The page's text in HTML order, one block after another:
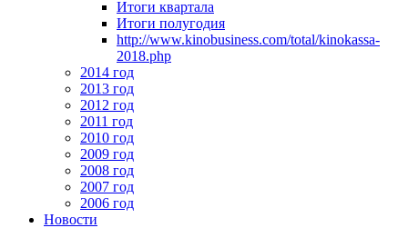
Итоги квартала
Итоги полугодия
http://www.kinobusiness.com/total/kinokassa-
2018.php
2014 год
2013 год
2012 год
2011 год
2010 год
2009 год
2008 год
2007 год
2006 год
Новости